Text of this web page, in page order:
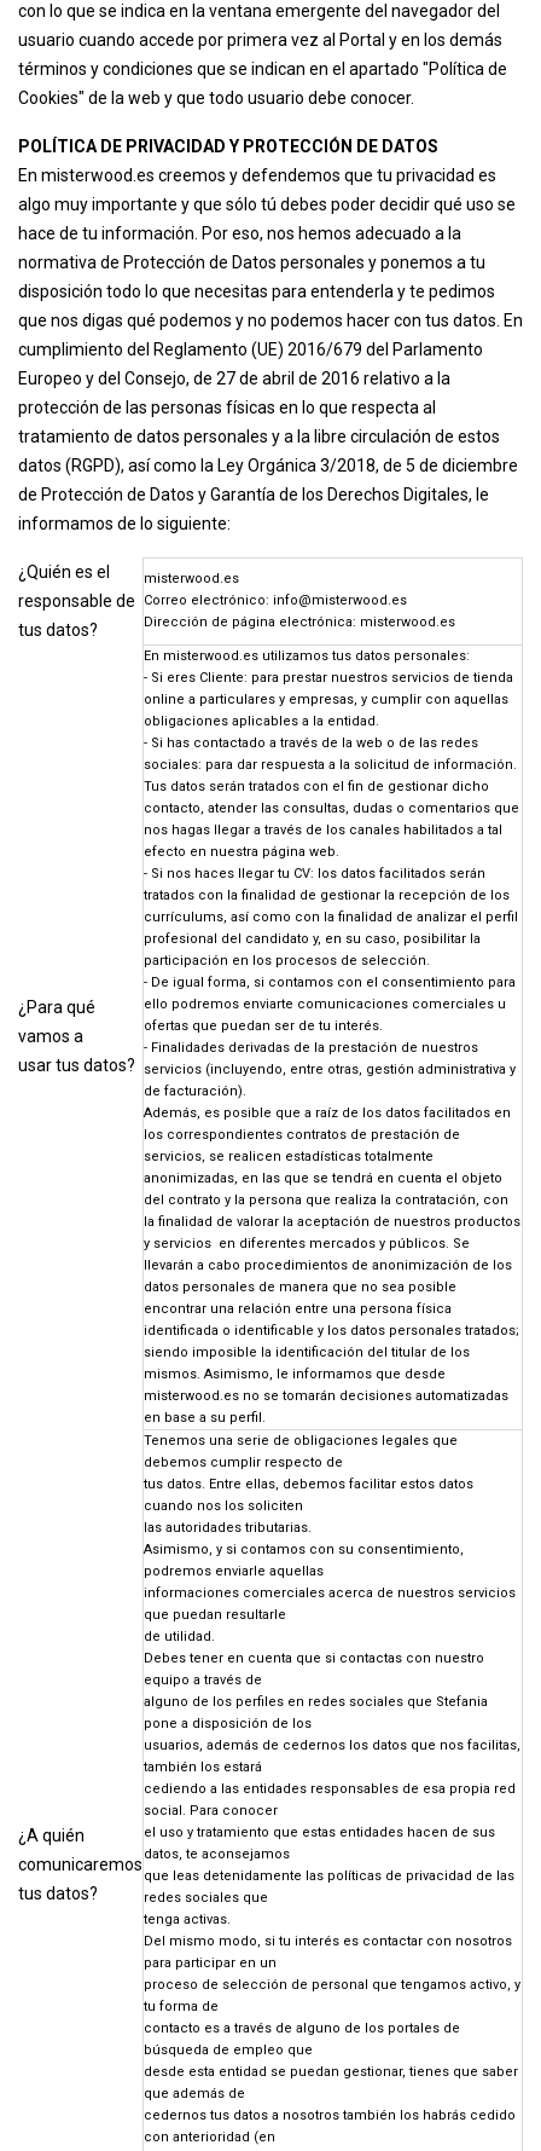
con lo que se indica en la ventana emergente del navegador del
usuario cuando accede por primera vez al Portal y en los demás
términos y condiciones que se indican en el apartado "Política de
Cookies" de la web y que todo usuario debe conocer.
POLÍTICA DE PRIVACIDAD Y PROTECCIÓN DE DATOS
En misterwood.es creemos y defendemos que tu privacidad es
algo muy importante y que sólo tú debes poder decidir qué uso se
hace de tu información. Por eso, nos hemos adecuado a la
normativa de Protección de Datos personales y ponemos a tu
disposición todo lo que necesitas para entenderla y te pedimos
que nos digas qué podemos y no podemos hacer con tus datos. En
cumplimiento del Reglamento (UE) 2016/679 del Parlamento
Europeo y del Consejo, de 27 de abril de 2016 relativo a la
protección de las personas físicas en lo que respecta al
tratamiento de datos personales y a la libre circulación de estos
datos (RGPD), así como la Ley Orgánica 3/2018, de 5 de diciembre
de Protección de Datos y Garantía de los Derechos Digitales, le
informamos de lo siguiente:
¿Quién es el
responsable de
tus datos?
misterwood.es
Correo electrónico: info@misterwood.es
Dirección de página electrónica: misterwood.es
¿Para qué
vamos a
usar tus datos?
En misterwood.es utilizamos tus datos personales:
- Si eres Cliente: para prestar nuestros servicios de tienda
online a particulares y empresas, y cumplir con aquellas
obligaciones aplicables a la entidad.
- Si has contactado a través de la web o de las redes
sociales: para dar respuesta a la solicitud de información.
Tus datos serán tratados con el fin de gestionar dicho
contacto, atender las consultas, dudas o comentarios que
nos hagas llegar a través de los canales habilitados a tal
efecto en nuestra página web.
- Si nos haces llegar tu CV: los datos facilitados serán
tratados con la finalidad de gestionar la recepción de los
currículums, así como con la finalidad de analizar el perfil
profesional del candidato y, en su caso, posibilitar la
participación en los procesos de selección.
- De igual forma, si contamos con el consentimiento para
ello podremos enviarte comunicaciones comerciales u
ofertas que puedan ser de tu interés.
- Finalidades derivadas de la prestación de nuestros
servicios (incluyendo, entre otras, gestión administrativa y
de facturación).
Además, es posible que a raíz de los datos facilitados en
los correspondientes contratos de prestación de
servicios, se realicen estadísticas totalmente
anonimizadas, en las que se tendrá en cuenta el objeto
del contrato y la persona que realiza la contratación, con
la finalidad de valorar la aceptación de nuestros productos
y servicios en diferentes mercados y públicos. Se
llevarán a cabo procedimientos de anonimización de los
datos personales de manera que no sea posible
encontrar una relación entre una persona física
identificada o identificable y los datos personales tratados;
siendo imposible la identificación del titular de los
mismos. Asimismo, le informamos que desde
misterwood.es no se tomarán decisiones automatizadas
en base a su perfil.
¿A quién
comunicaremos
tus datos?
Tenemos una serie de obligaciones legales que
debemos cumplir respecto de
tus datos. Entre ellas, debemos facilitar estos datos
cuando nos los soliciten
las autoridades tributarias.
Asimismo, y si contamos con su consentimiento,
podremos enviarle aquellas
informaciones comerciales acerca de nuestros servicios
que puedan resultarle
de utilidad.
Debes tener en cuenta que si contactas con nuestro
equipo a través de
alguno de los perfiles en redes sociales que Stefania
pone a disposición de los
usuarios, además de cedernos los datos que nos facilitas,
también los estará
cediendo a las entidades responsables de esa propia red
social. Para conocer
el uso y tratamiento que estas entidades hacen de sus
datos, te aconsejamos
que leas detenidamente las políticas de privacidad de las
redes sociales que
tenga activas.
Del mismo modo, si tu interés es contactar con nosotros
para participar en un
proceso de selección de personal que tengamos activo, y
tu forma de
contacto es a través de alguno de los portales de
búsqueda de empleo que
desde esta entidad se puedan gestionar, tienes que saber
que además de
cedernos tus datos a nosotros también los habrás cedido
con anterioridad (en